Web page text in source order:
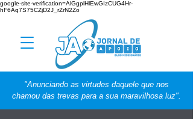
google-site-verification=AlGgplHlEwGIzCUG4Hr-
hF6Aq7S75CZjD2J_rZrN2Zo
"Anunciando as virtudes daquele que nos
chamou das trevas para a sua maravilhosa luz".